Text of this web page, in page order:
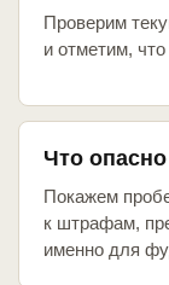
Проверим
и отметим,
Что опасно
Покажем
к штрафам,
именно для